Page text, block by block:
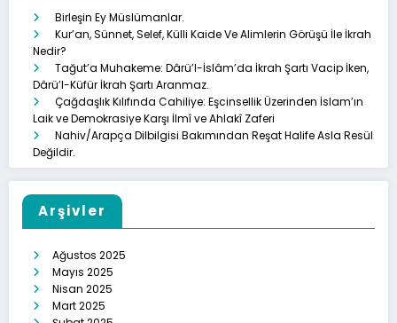
Birleşin Ey Müslümanlar.
Kur’an, Sünnet, Selef, Külli Kaide Ve Alimlerin Görüşü İle İkrah
Nedir?
Tağut’a Muhakeme: Dârü’l-İslâm’da İkrah Şartı Vacip İken,
Dârü’l-Küfür İkrah Şartı Aranmaz.
Çağdaşlık Kılıfında Cahiliye: Eşcinsellik Üzerinden İslam’ın
Laik ve Demokrasiye Karşı İlmî ve Ahlakî Zaferi
Nahiv/Arapça Dilbilgisi Bakımından Reşat Halife Asla Resül
Değildir.
Arşivler
Ağustos 2025
Mayıs 2025
Nisan 2025
Mart 2025